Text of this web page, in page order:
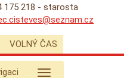
175 218 - starosta
VOLNÝ ČAS